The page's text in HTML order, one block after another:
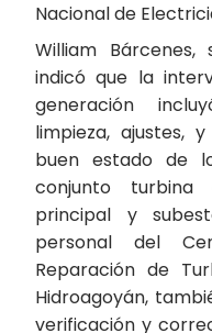
Nacional de
William Bárcenes,
indicó que la
generación
limpieza, ajustes,
buen estado de
conjunto turbina
principal y
personal del
Reparación de
Hidroagoyán,
verificación y